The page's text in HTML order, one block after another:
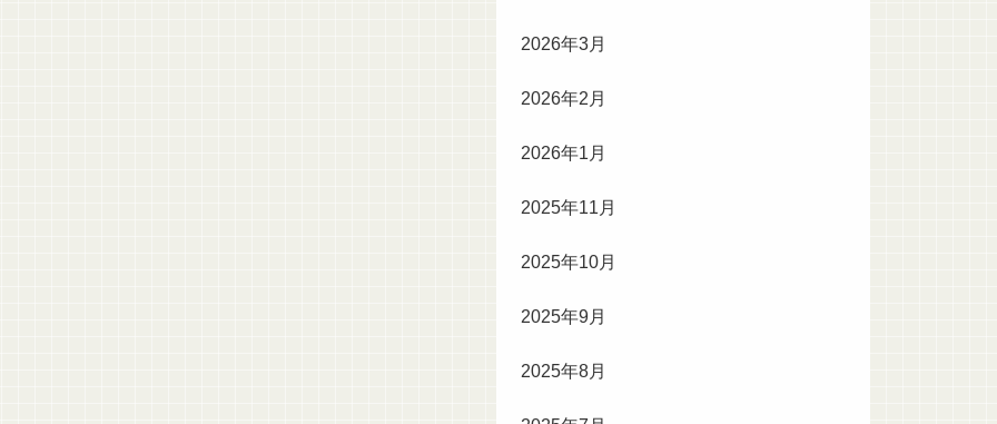
2026年3月
2026年2月
2026年1月
2025年11月
2025年10月
2025年9月
2025年8月